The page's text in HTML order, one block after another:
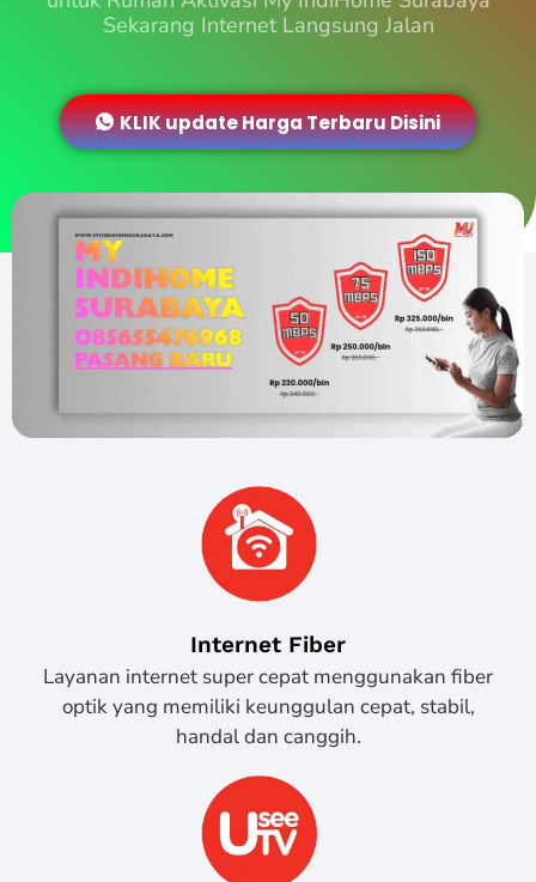
Sekarang Internet Langsung Jalan
KLIK update Harga Terbaru Disini
Internet Fiber
Layanan internet super cepat menggunakan fiber
optik yang memiliki keunggulan cepat, stabil,
handal dan canggih.